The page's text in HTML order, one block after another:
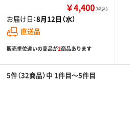
￥4,400（税込）
お届け日：8月12日（水）
直送品
販売単位違いの商品が2商品あります
5件（32商品）中 1件目～5件目